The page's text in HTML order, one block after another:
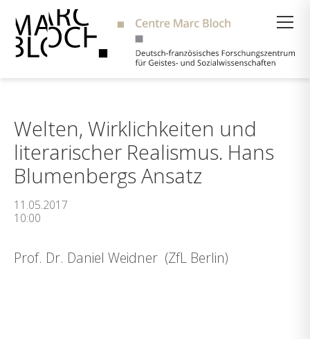
Welten, Wirklichkeiten und
literarischer Realismus. Hans
Blumenbergs Ansatz
11.05.2017
10:00
Prof. Dr. Daniel Weidner (ZfL Berlin)